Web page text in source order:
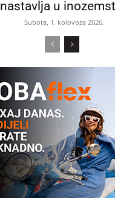
nastavlja u
Subota, 1. kolovoza 2026.